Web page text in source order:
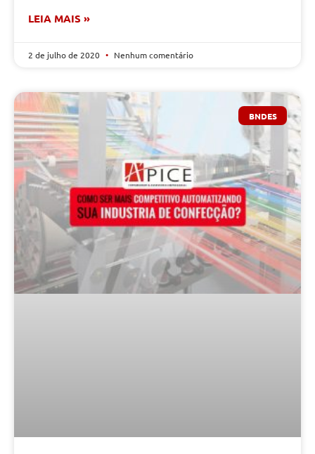
LEIA MAIS »
2 de julho de 2020 Nenhum comentário
BNDES